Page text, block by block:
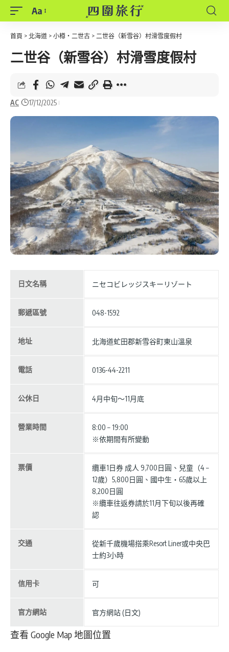
Font
Resizer
Aa
首頁 > 北海道 > 小樽・二世古 > 二世谷（新雪谷）村滑雪度假村
二世谷（新雪谷）村滑雪度假村
AC 17/12/2025
日文名稱 ニセコビレッジスキーリゾート
郵遞區號 048-1592
地址 北海道虻田郡新雪谷町東山溫泉
電話 0136-44-2211
公休日 4月中旬〜11月底
營業時間
8:00 – 19:00
※依期間有所變動
票價
纜車1日券 成人 9,700日圓、兒童（4 –
12歲）5,800日圓、國中生・65歲以上
8,200日圓
※纜車往返券請於11月下旬以後再確
認
交通
從新千歲機場搭乘Resort Liner或中央巴
士約3小時
信用卡 可
官方網站 官方網站 (日文)
查看 Google Map 地圖位置